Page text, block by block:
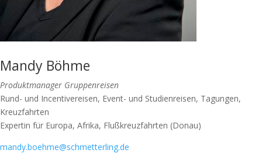
Mandy Böhme
Produktmanager Gruppenreisen
Rund- und Incentivereisen, Event- und Studienreisen, Tagungen,
Kreuzfahrten
Expertin für Europa, Afrika, Flußkreuzfahrten (Donau)
mandy.boehme@schmetterling.de